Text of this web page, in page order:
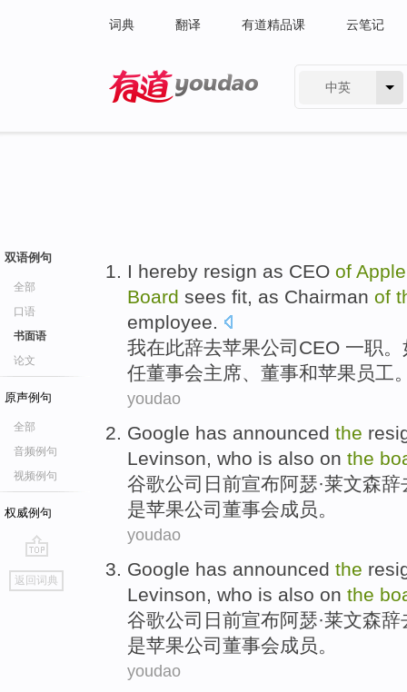
词典 翻译 有道精品课 云笔记
中英
双语例句
全部
口语
书面语
论文
原声例句
全部
音频例句
视频例句
权威例句
go
top
返回词典
I hereby resign as CEO of Apple
Board sees fit, as Chairman of
employee.
我在此辞去苹果公司 CEO 一职。
任董事会主席、 董事和苹果 员工
youdao
Google has announced the
Levinson, who is also on the
谷歌公司 日前宣布阿瑟·莱文森辞
是苹果公司董事会成员。
youdao
Google has announced the
Levinson who is also on the
谷歌公司 日前宣布阿瑟·莱文森辞
是苹果公司董事会成员。
youdao